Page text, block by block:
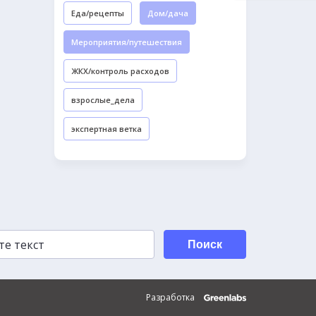
Еда/рецепты Дом/дача
Мероприятия/путешествия
ЖКХ/контроль расходов
взрослые_дела
экспертная ветка
Поиск
Разработка